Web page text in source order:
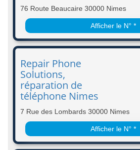
76 Route Beaucaire 30000 Nimes
Afficher le N° *
Repair Phone
Solutions,
réparation de
téléphone Nimes
7 Rue des Lombards 30000 Nimes
Afficher le N° *